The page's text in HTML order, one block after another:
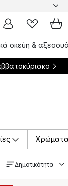
σκεύη &
Χρώματα
Δημοτικότητα